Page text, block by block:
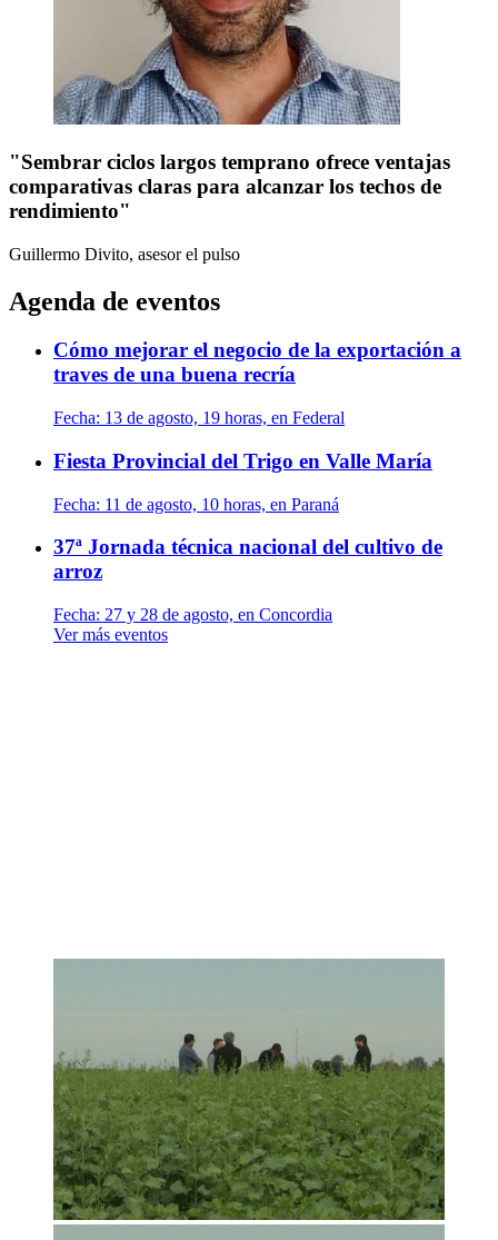
"Sembrar ciclos largos temprano ofrece ventajas
comparativas claras para alcanzar los techos de
rendimiento"
Guillermo Divito, asesor el pulso
Agenda de eventos
Cómo mejorar el negocio de la exportación a
traves de una buena recría
Fecha: 13 de agosto, 19 horas, en Federal
Fiesta Provincial del Trigo en Valle María
Fecha: 11 de agosto, 10 horas, en Paraná
37ª Jornada técnica nacional del cultivo de
arroz
Fecha: 27 y 28 de agosto, en Concordia
Ver más eventos